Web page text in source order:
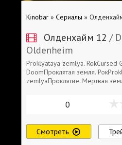
Kinobar » Сериалы »
Олденхайм 12 /
Oldenheim
Proklyataya zemlya. RokCursed
DoomПроклятая земля.
zemlyaПроклятие. Мертвая
0
Смотреть